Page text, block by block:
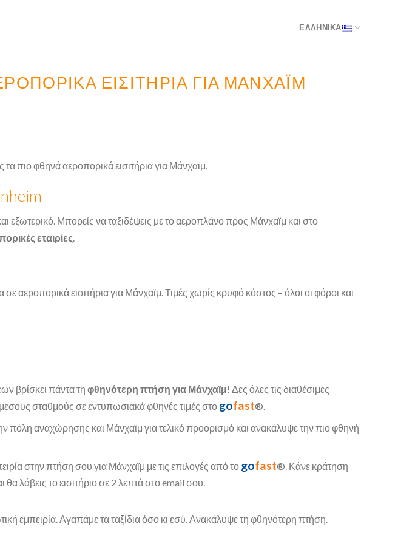
ΕΛΛΗΝΙΚΑ
ΕΙΣΙΤΉΡΙΑ ΓΙΑ ΜΆΝΧΑΪΜ
πιο φθηνά αεροπορικά εισιτήρια για Μάνχαϊμ.
εξωτερικό. Μπορείς να ταξιδέψεις με το αεροπλάνο προς Μάνχαϊμ και στο
εταιρίες.
αεροπορικά εισιτήρια για Μάνχαϊμ. Τιμές χωρίς κρυφό κόστος – όλοι οι φόροι και
βρίσκει πάντα τη φθηνότερη πτήση για Μάνχαϊμ! Δες όλες τις διαθέσιμες
σταθμούς σε εντυπωσιακά φθηνές τιμές στο gofast®.
πόλη αναχώρησης και Μάνχαϊμ για τελικό προορισμό και ανακάλυψε την πιο φθηνή
στην πτήση σου για Μάνχαϊμ με τις επιλογές από το gofast®. Κάνε κράτηση
θα λάβεις το εισιτήριο σε 2 λεπτά στο email σου.
εμπειρία. Αγαπάμε τα ταξίδια όσο κι εσύ. Ανακάλυψε τη φθηνότερη πτήση.